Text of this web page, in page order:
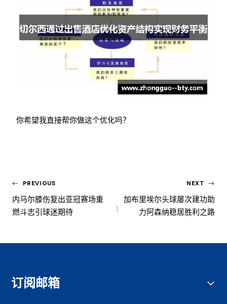
你希望我直接帮你做这个优化吗？
PREVIOUS
内马尔膝伤复出亚冠赛场重
燃斗志引球迷期待
NEXT
加布里埃尔头球屡次建功助
力阿森纳稳居胜利之路
订阅邮箱